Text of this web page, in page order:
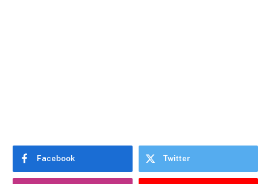
Facebook Twitter